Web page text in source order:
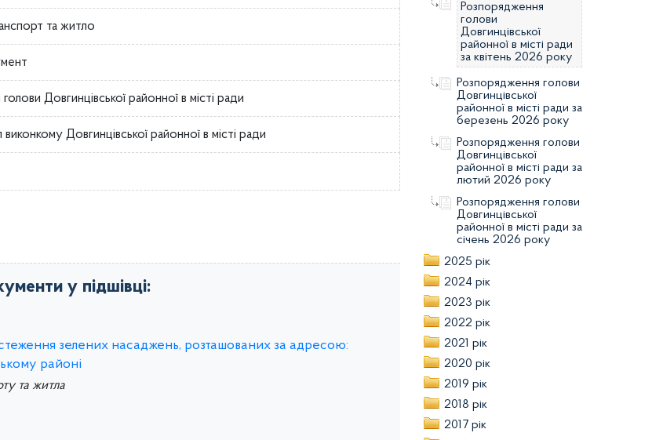
та житло
Довгинцівської районної в місті ради
виконкому Довгинцівської районної в місті ради
у підшівці:
зелених насаджень, розташованих за адресою:
районі
та житла
Розпорядження
голови
Довгинцівської
районної в місті ради
за квітень 2026 року
Розпорядження голови
Довгинцівської
районної в місті ради за
березень 2026 року
Розпорядження голови
Довгинцівської
районної в місті ради за
лютий 2026 року
Розпорядження голови
Довгинцівської
районної в місті ради за
січень 2026 року
2025 рік
2024 рік
2023 рік
2022 рік
2021 рік
2020 рік
2019 рік
2018 рік
2017 рік